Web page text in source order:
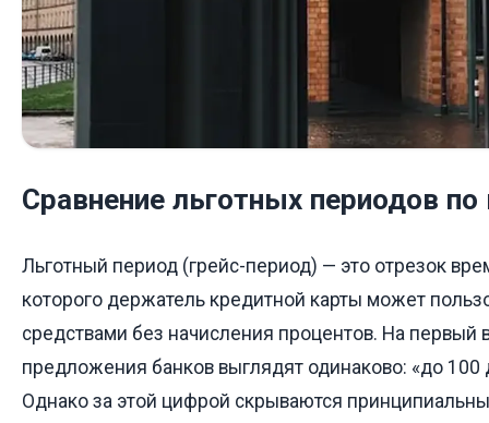
Сравнение льготных периодов
Льготный период (грейс-период) — это отрезок
которого держатель кредитной карты может
средствами без начисления процентов. На первый
предложения банков выглядят одинаково: «до 100
Однако за этой цифрой скрываются